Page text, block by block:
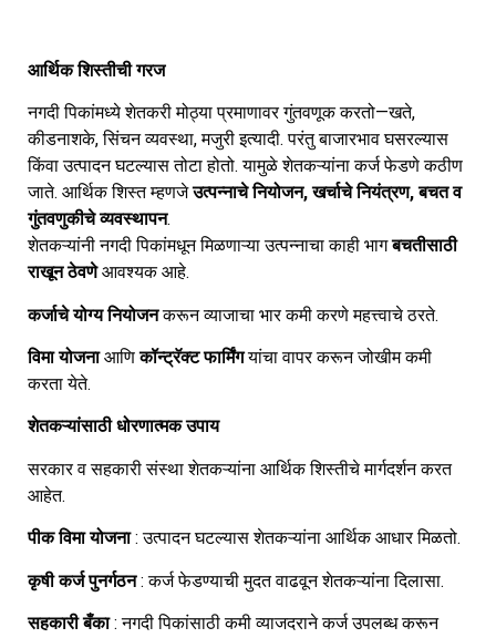
आर्थिक शिस्तीची गरज
नगदी पिकांमध्ये शेतकरी मोठ्या प्रमाणावर गुंतवणूक करतो—खते,
कीडनाशके, सिंचन व्यवस्था, मजुरी इत्यादी. परंतु बाजारभाव घसरल्यास
किंवा उत्पादन घटल्यास तोटा होतो. यामुळे शेतकऱ्यांना कर्ज फेडणे कठीण
जाते. आर्थिक शिस्त म्हणजेउत्पन्नाचे नियोजन, खर्चाचे नियंत्रण, बचत व
गुंतवणुकीचे व्यवस्थापन.
शेतकऱ्यांनी नगदी पिकांमधून मिळणाऱ्या उत्पन्नाचा काही भागबचतीसाठी
राखून ठेवणेआवश्यक आहे.
कर्जाचे योग्य नियोजनकरून व्याजाचा भार कमी करणे महत्त्वाचे ठरते.
विमा योजनाआणिकॉन्ट्रॅक्ट फार्मिंगयांचा वापर करून जोखीम कमी
करता येते.
शेतकऱ्यांसाठी धोरणात्मक उपाय
सरकार व सहकारी संस्था शेतकऱ्यांना आर्थिक शिस्तीचे मार्गदर्शन करत
आहेत.
पीक विमा योजना: उत्पादन घटल्यास शेतकऱ्यांना आर्थिक आधार मिळतो.
कृषी कर्ज पुनर्गठन: कर्ज फेडण्याची मुदत वाढवून शेतकऱ्यांना दिलासा.
सहकारी बँका: नगदी पिकांसाठी कमी व्याजदराने कर्ज उपलब्ध करून